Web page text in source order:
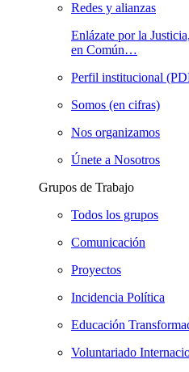
Redes y alianzas
Enlázate por la
en Común…
Perfil institucional
Somos (en cifras)
Nos organizamos
Únete a Nosotros
Grupos de Trabajo
Todos los grupos
Comunicación
Proyectos
Incidencia Política
Educación
Voluntariado